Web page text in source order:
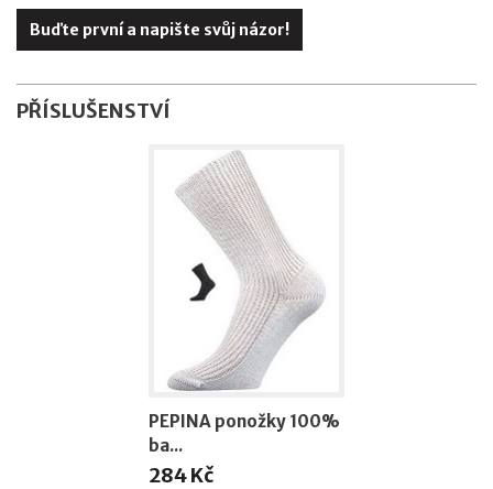
Buďte první a napište svůj názor!
PŘÍSLUŠENSTVÍ
PEPINA ponožky 100%
ba...
284 Kč